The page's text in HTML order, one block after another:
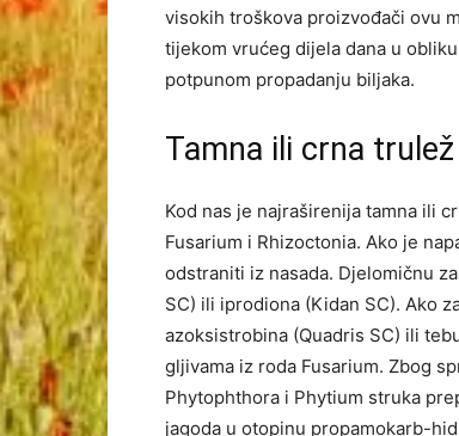
visokih troškova proizvođači ovu
tijekom vrućeg dijela dana u
potpunom propadanju biljaka.
Tamna ili crna
Kod nas je najraširenija tamna ili
Fusarium i Rhizoctonia. Ako je
odstraniti iz nasada. Djelomičnu
SC) ili iprodiona (Kidan SC). Ako
azoksistrobina (Quadris SC) ili
gljivama iz roda Fusarium. Zbog
Phytophthora i Phytium struka
jagoda u otopinu propamokarb-